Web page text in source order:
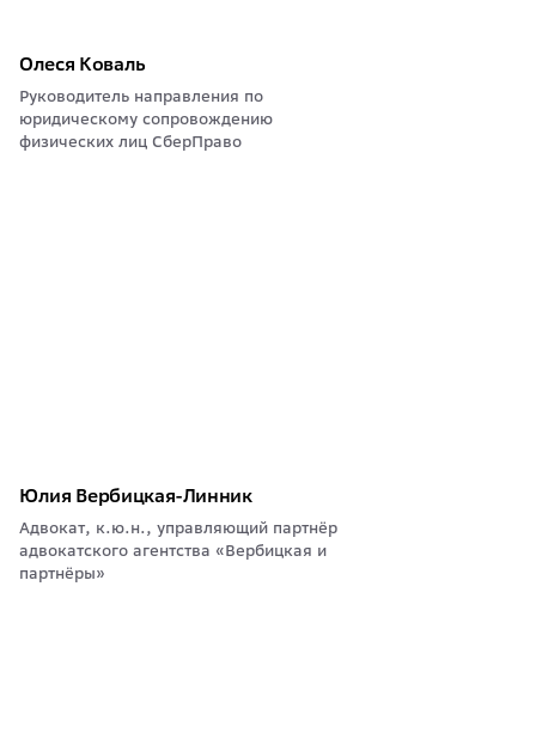
Олеся Коваль
Руководитель направления по
юридическому сопровождению
физических лиц СберПраво
Юлия Вербицкая-Линник
Адвокат, к.ю.н., управляющий партнёр
адвокатского агентства «Вербицкая и
партнёры»